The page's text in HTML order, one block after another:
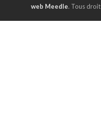
web Meedle. Tous